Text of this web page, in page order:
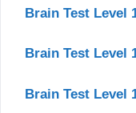
Brain Test Level
Brain Test Level
Brain Test Level